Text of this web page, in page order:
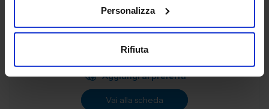
Personalizza
Rifiuta
service professionale di stampa 3D a professionisti ed
aziende. Copriamo le principali tecnologie di
Padiglione: Pad. 36
Aggiungi ai preferiti
Vai alla scheda